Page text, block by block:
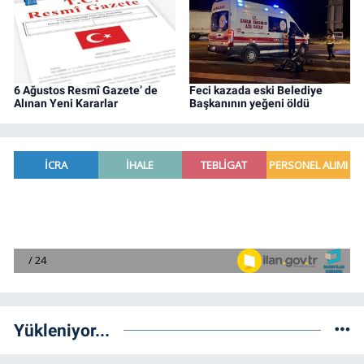
6 Ağustos Resmî Gazete’ de
Alınan Yeni Kararlar
Feci kazada eski Belediye
Başkanının yeğeni öldü
Yükleniyor...